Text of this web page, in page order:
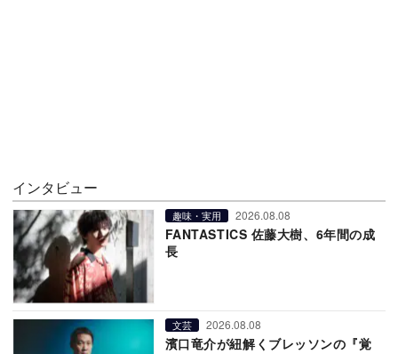
インタビュー
趣味・実用 2026.08.08
FANTASTICS 佐藤大樹、6年間の成
長
文芸 2026.08.08
濱口竜介が紐解くブレッソンの『覚